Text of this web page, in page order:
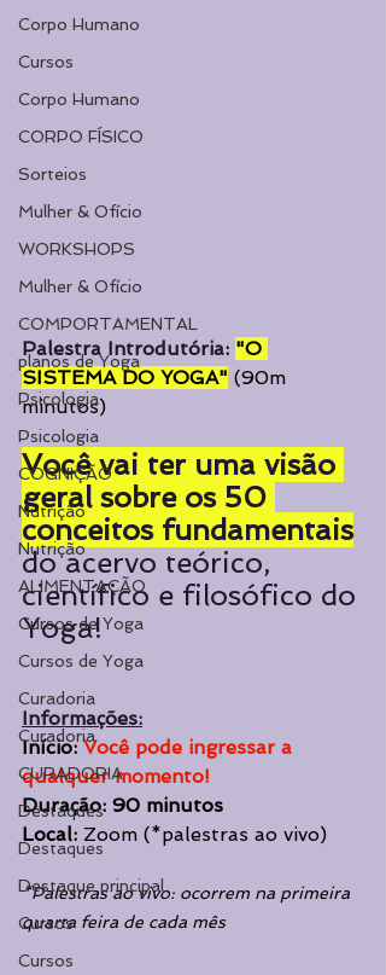
Corpo Humano
Cursos
Corpo Humano
CORPO FÍSICO
Sorteios
Mulher & Ofício
WORKSHOPS
Mulher & Ofício
COMPORTAMENTAL
planos de Yoga
Psicologia
Psicologia
COGNIÇÃO
Nutrição
Nutrição
ALIMENTAÇÃO
Cursos de Yoga
Cursos de Yoga
Curadoria
Curadoria
CURADORIA
Destaques
Destaques
Destaque principal
Cursos
Cursos
Palestra Introdutória: "O
SISTEMA DO YOGA" (90m
minutos)
Você vai ter uma visão
geral sobre os 50
conceitos fundamentais
do acervo teórico,
científico e filosófico do
Yoga!
Informações:
Início: Você pode ingressar a
qualquer momento!
Duração: 90 minutos
Local: Zoom (*palestras ao vivo)
*Palestras ao vivo: ocorrem na primeira
quarta feira de cada mês